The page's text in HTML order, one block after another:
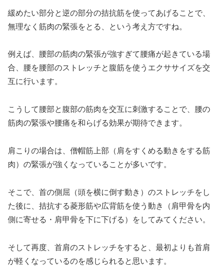
緩めたい部分と逆の部分の拮抗筋を使ってあげることで、
無理なく筋肉の緊張をとる、という考え方ですね。
例えば、腰部の筋肉の緊張が強すぎて腰痛が起きている場
合、腰を腰部のストレッチと腹筋を使うエクササイズを交
互に行います。
こうして腰部と腹部の筋肉を交互に刺激することで、腰の
筋肉の緊張や腰痛を和らげる効果が期待できます。
肩こりの場合は、僧帽筋上部（肩をすくめる動きをする筋
肉）の緊張が強くなっていることが多いです。
そこで、首の側屈（頭を横に倒す動き）のストレッチをし
た後に、拮抗する菱形筋や広背筋を使う動き（肩甲骨を内
側に寄せる・肩甲骨を下に下げる）をしてみてください。
そして再度、首肩のストレッチをすると、最初よりも首肩
が軽くなっているのを感じられると思います。